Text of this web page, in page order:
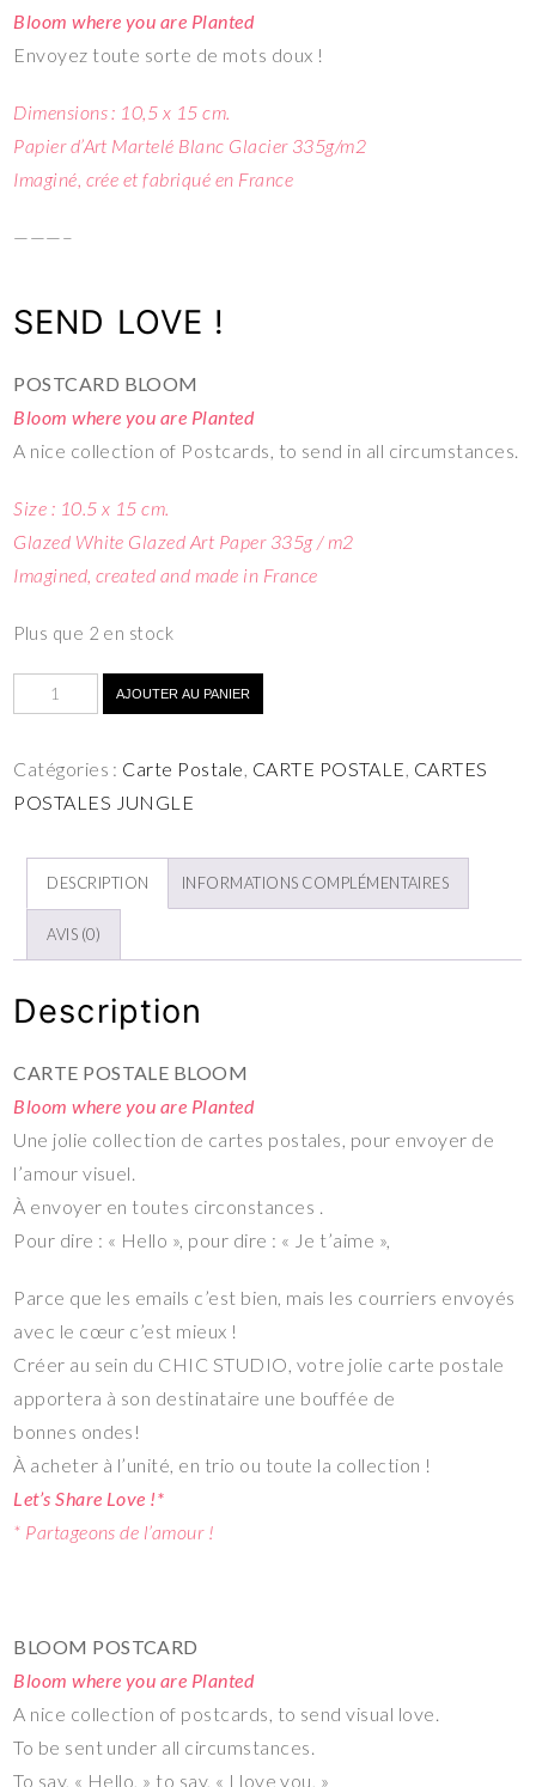
Bloom where you are Planted
Envoyez toute sorte de mots doux !
Dimensions : 10,5 x 15 cm.
Papier d’Art Martelé Blanc Glacier 335g/m2
Imaginé, crée et fabriqué en France
———–
SEND LOVE !
POSTCARD BLOOM
Bloom where you are Planted
A nice collection of Postcards, to send in all circumstances.
Size : 10.5 x 15 cm.
Glazed White Glazed Art Paper 335g / m2
Imagined, created and made in France
Plus que 2 en stock
AJOUTER AU PANIER
Catégories : Carte Postale, CARTE POSTALE, CARTES
POSTALES JUNGLE
DESCRIPTION INFORMATIONS COMPLÉMENTAIRES
AVIS (0)
Description
CARTE POSTALE BLOOM
Bloom where you are Planted
Une jolie collection de cartes postales, pour envoyer de
l’amour visuel.
À envoyer en toutes circonstances .
Pour dire : « Hello », pour dire : « Je t’aime »,
Parce que les emails c’est bien, mais les courriers envoyés
avec le cœur c’est mieux !
Créer au sein du CHIC STUDIO, votre jolie carte postale
apportera à son destinataire une bouffée de
bonnes ondes!
À acheter à l’unité, en trio ou toute la collection !
Let’s Share Love !*
* Partageons de l’amour !
BLOOM POSTCARD
Bloom where you are Planted
A nice collection of postcards, to send visual love.
To be sent under all circumstances.
To say, « Hello, » to say, « I love you, »